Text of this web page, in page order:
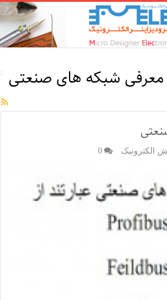
معرفی شبکه های صنعتی
الکترونیک 0